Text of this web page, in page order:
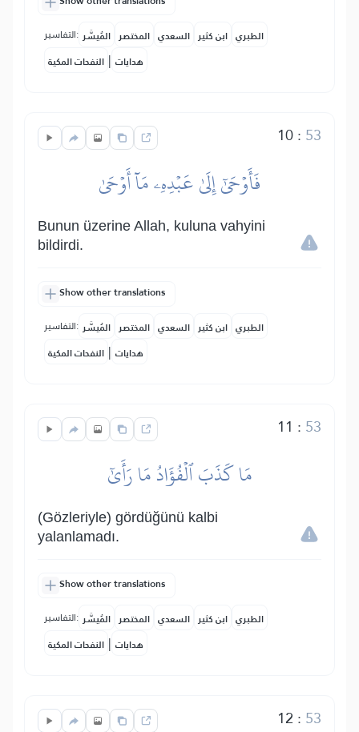
التفاسير: المُيسَّر المختصر السعدي ابن كثير الطبري
النفحات المكية | هدايات
10: 53
فَأَوۡحَىٰٓ إِلَىٰ عَبۡدِهِۦ مَآ أَوۡحَىٰ
Bunun üzerine Allah, kuluna vahyini
bildirdi.
Show other translations
التفاسير: المُيسَّر المختصر السعدي ابن كثير الطبري
النفحات المكية | هدايات
11 : 53
مَا كَذَبَ ٱلۡفُؤَادُ مَا رَأَىٰٓ
(Gözleriyle) gördüğünü kalbi
yalanlamadı.
Show other translations
التفاسير: المُيسَّر المختصر السعدي ابن كثير الطبري
النفحات المكية | هدايات
12 : 53